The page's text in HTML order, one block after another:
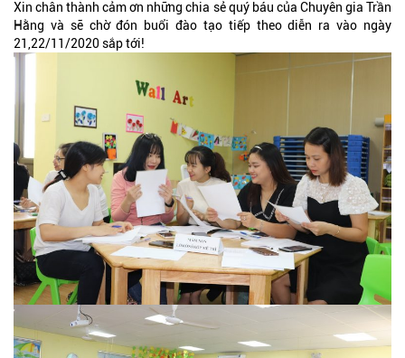
Xin chân thành cảm ơn những chia sẻ quý báu của Chuyên gia Trần
Hằng và sẽ chờ đón buổi đào tạo tiếp theo diễn ra vào ngày
21,22/11/2020 sắp tới!